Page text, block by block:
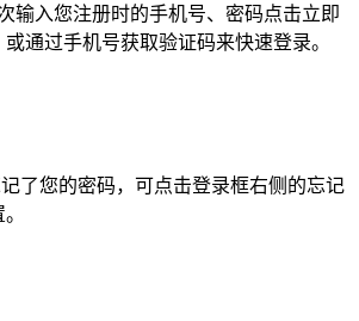
输入您注册时的手机号、密码点击立即
通过手机号获取验证码来快速登录。
了您的密码，可点击登录框右侧的忘记